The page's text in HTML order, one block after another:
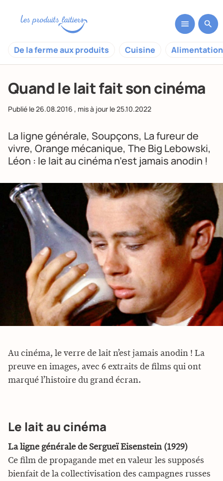
De la ferme aux produits Cuisine
Quand le lait fait son cinéma
Publié le26.08.2016 , mis à jour le25.10.2022
La ligne générale, Soupçons, La fureur de
vivre, Orange mécanique, The Big Lebowski,
Léon : le lait au cinéma n’est jamais anodin !
Au cinéma, le verre de lait n’est jamais anodin ! La
preuve en images, avec 6 extraits de films qui ont
marqué l’histoire du grand écran.
Le lait au cinéma
La ligne générale de Sergueï Eisenstein (1929)
Ce film de propagande met en valeur les supposés
bienfait de la collectivisation des campagnes russes